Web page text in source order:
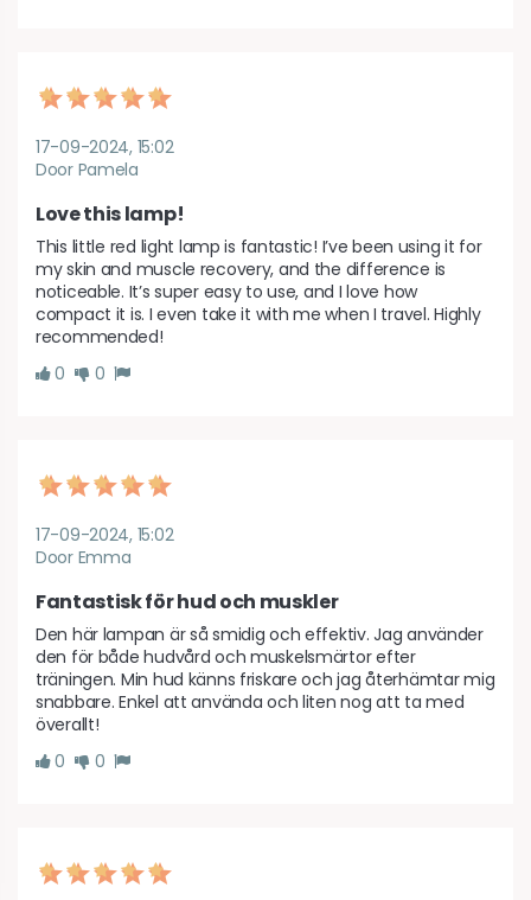
17-09-2024, 15:02
Door Pamela
Love this lamp!
This little red light lamp is fantastic! I’ve been using it for
my skin and muscle recovery, and the difference is
noticeable. It’s super easy to use, and I love how
compact it is. I even take it with me when I travel. Highly
recommended!
0
0
17-09-2024, 15:02
Door Emma
Fantastisk för hud och muskler
Den här lampan är så smidig och effektiv. Jag använder
den för både hudvård och muskelsmärtor efter
träningen. Min hud känns friskare och jag återhämtar mig
snabbare. Enkel att använda och liten nog att ta med
överallt!
0
0